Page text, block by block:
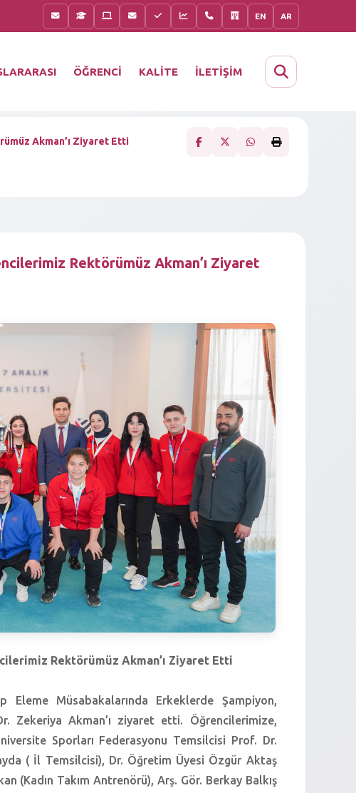
EN AR
ÖĞRENCİ KALİTE İLETİŞİM
Akman’ı Ziyaret Etti
Rektörümüz Akman’ı Ziyaret
Rektörümüz Akman’ı Ziyaret Etti
Eleme Müsabakalarında Erkeklerde Şampiyon,
Zekeriya Akman’ı ziyaret etti. Öğrencilerimize,
Sporları Federasyonu Temsilcisi Prof. Dr.
( İl Temsilcisi), Dr. Öğretim Üyesi Özgür Aktaş
(Kadın Takım Antrenörü), Arş. Gör. Berkay Balkış